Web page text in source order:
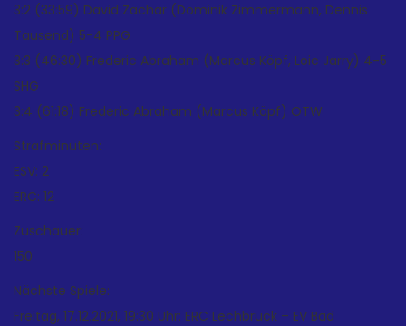
3:2 (33:59) David Zachar (Dominik Zimmermann, Dennis
Tausend) 5-4 PPG
3:3 (46:30) Frederic Abraham (Marcus Köpf, Loic Jarry) 4-5
SHG
3:4 (61:18) Frederic Abraham (Marcus Köpf) OTW
Strafminuten:
ESV: 2
ERC: 12
Zuschauer:
150
Nächste Spiele:
Freitag, 17.12.2021, 19:30 Uhr: ERC Lechbruck – EV Bad